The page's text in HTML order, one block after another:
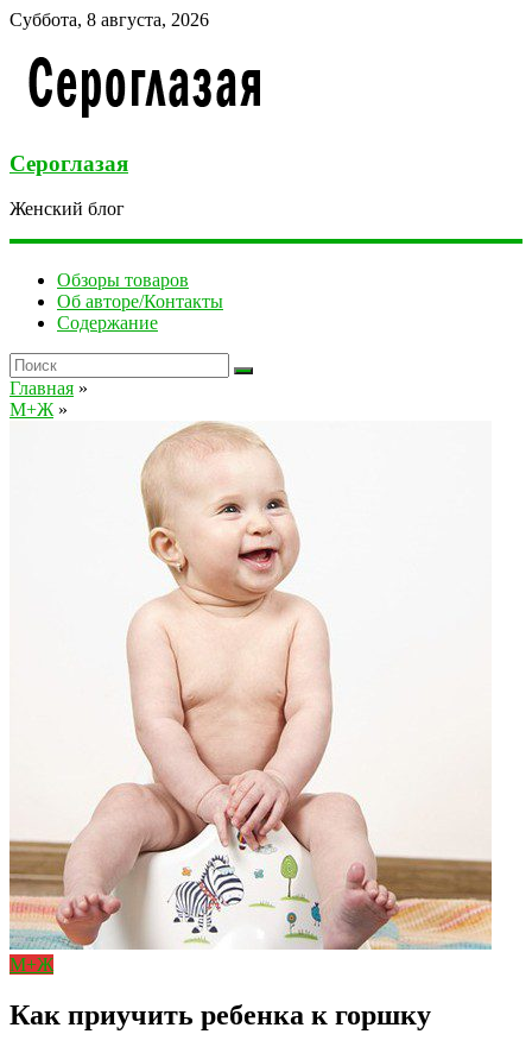
Суббота, 8 августа, 2026
Сероглазая
Женский блог
Обзоры товаров
Об авторе/Контакты
Содержание
Главная »
М+Ж »
М+Ж
Как приучить ребенка к горшку